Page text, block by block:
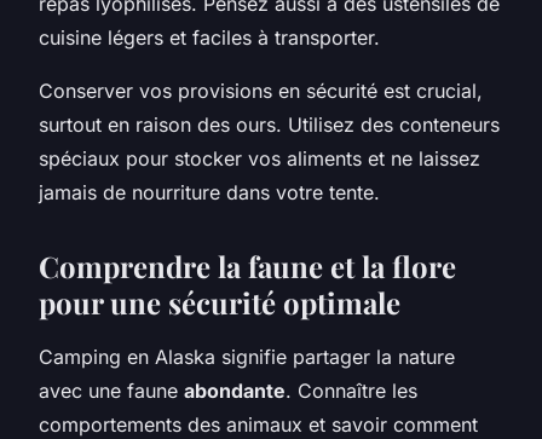
cuisine légers et faciles à transporter.
Conserver vos provisions en sécurité est crucial,
surtout en raison des ours. Utilisez des conteneurs
spéciaux pour stocker vos aliments et ne laissez
jamais de nourriture dans votre tente.
Comprendre la faune et la flore
pour une sécurité optimale
Camping en Alaska signifie partager la nature
avec une faune abondante. Connaître les
comportements des animaux et savoir comment